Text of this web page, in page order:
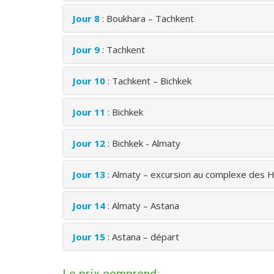
Jour 8 : Boukhara – Tachkent
Jour 9 : Tachkent
Jour 10 : Tachkent – Bichkek
Jour 11 : Bichkek
Jour 12 : Bichkek - Almaty
Jour 13 : Almaty – excursion au complexe des
Jour 14 : Almaty – Astana
Jour 15 : Astana – départ